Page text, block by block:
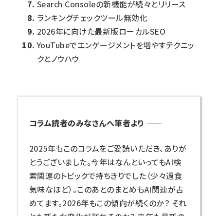
Search Consoleの新機能が続々とリリース
ランキングチェックツール無効化
2026年に向けた最新版ローカルSEO
YouTubeでエンゲージメントを増やすテクニッ
クとノウハウ
コラム読者のみなさんへ筆者より
2025年もこのコラムをご愛読いただき、ありが
とうございました。今年はなんといってもAI検
索関連のトピックで持ちきりでした（少々過食
気味なほど）。このあとのまとめもAI関連が占
めてます。2026年もこの傾向が続くのか？ それ